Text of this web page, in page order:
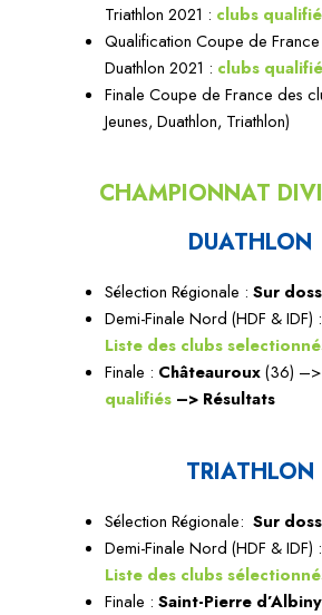
Triathlon 2021 : clubs
Qualification Coupe de
Duathlon 2021 : clubs
Finale Coupe de France des
Jeunes, Duathlon, Triathlon)
CHAMPIONNAT
DUATHLON
Sélection Régionale : Sur
Demi-Finale Nord (HDF & IDF) :
Liste des clubs
Finale : Châteauroux(36) –>
qualifiés–> Résultats
TRIATHLON
Sélection Régionale: Sur
Demi-Finale Nord (HDF & IDF) :
Liste des clubs
Finale : Saint-Pierre d’Albiny